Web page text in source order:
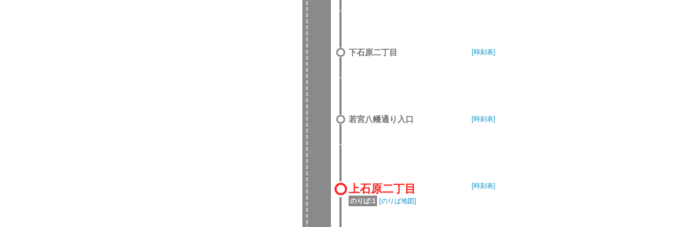
下石原二丁目 [時刻表]
若宮八幡通り入口 [時刻表]
上石原二丁目
のりば:1 [のりば地図]
[時刻表]